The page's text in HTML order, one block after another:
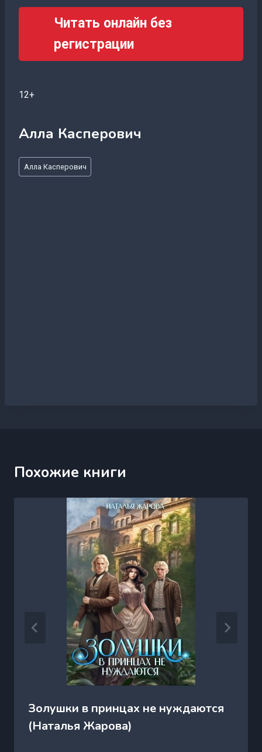
Читать онлайн без
регистрации
12+
Алла Касперович
Метки
записи:
Алла Касперович
Похожие книги
Золушки в принцах не нуждаются
(Наталья Жарова)